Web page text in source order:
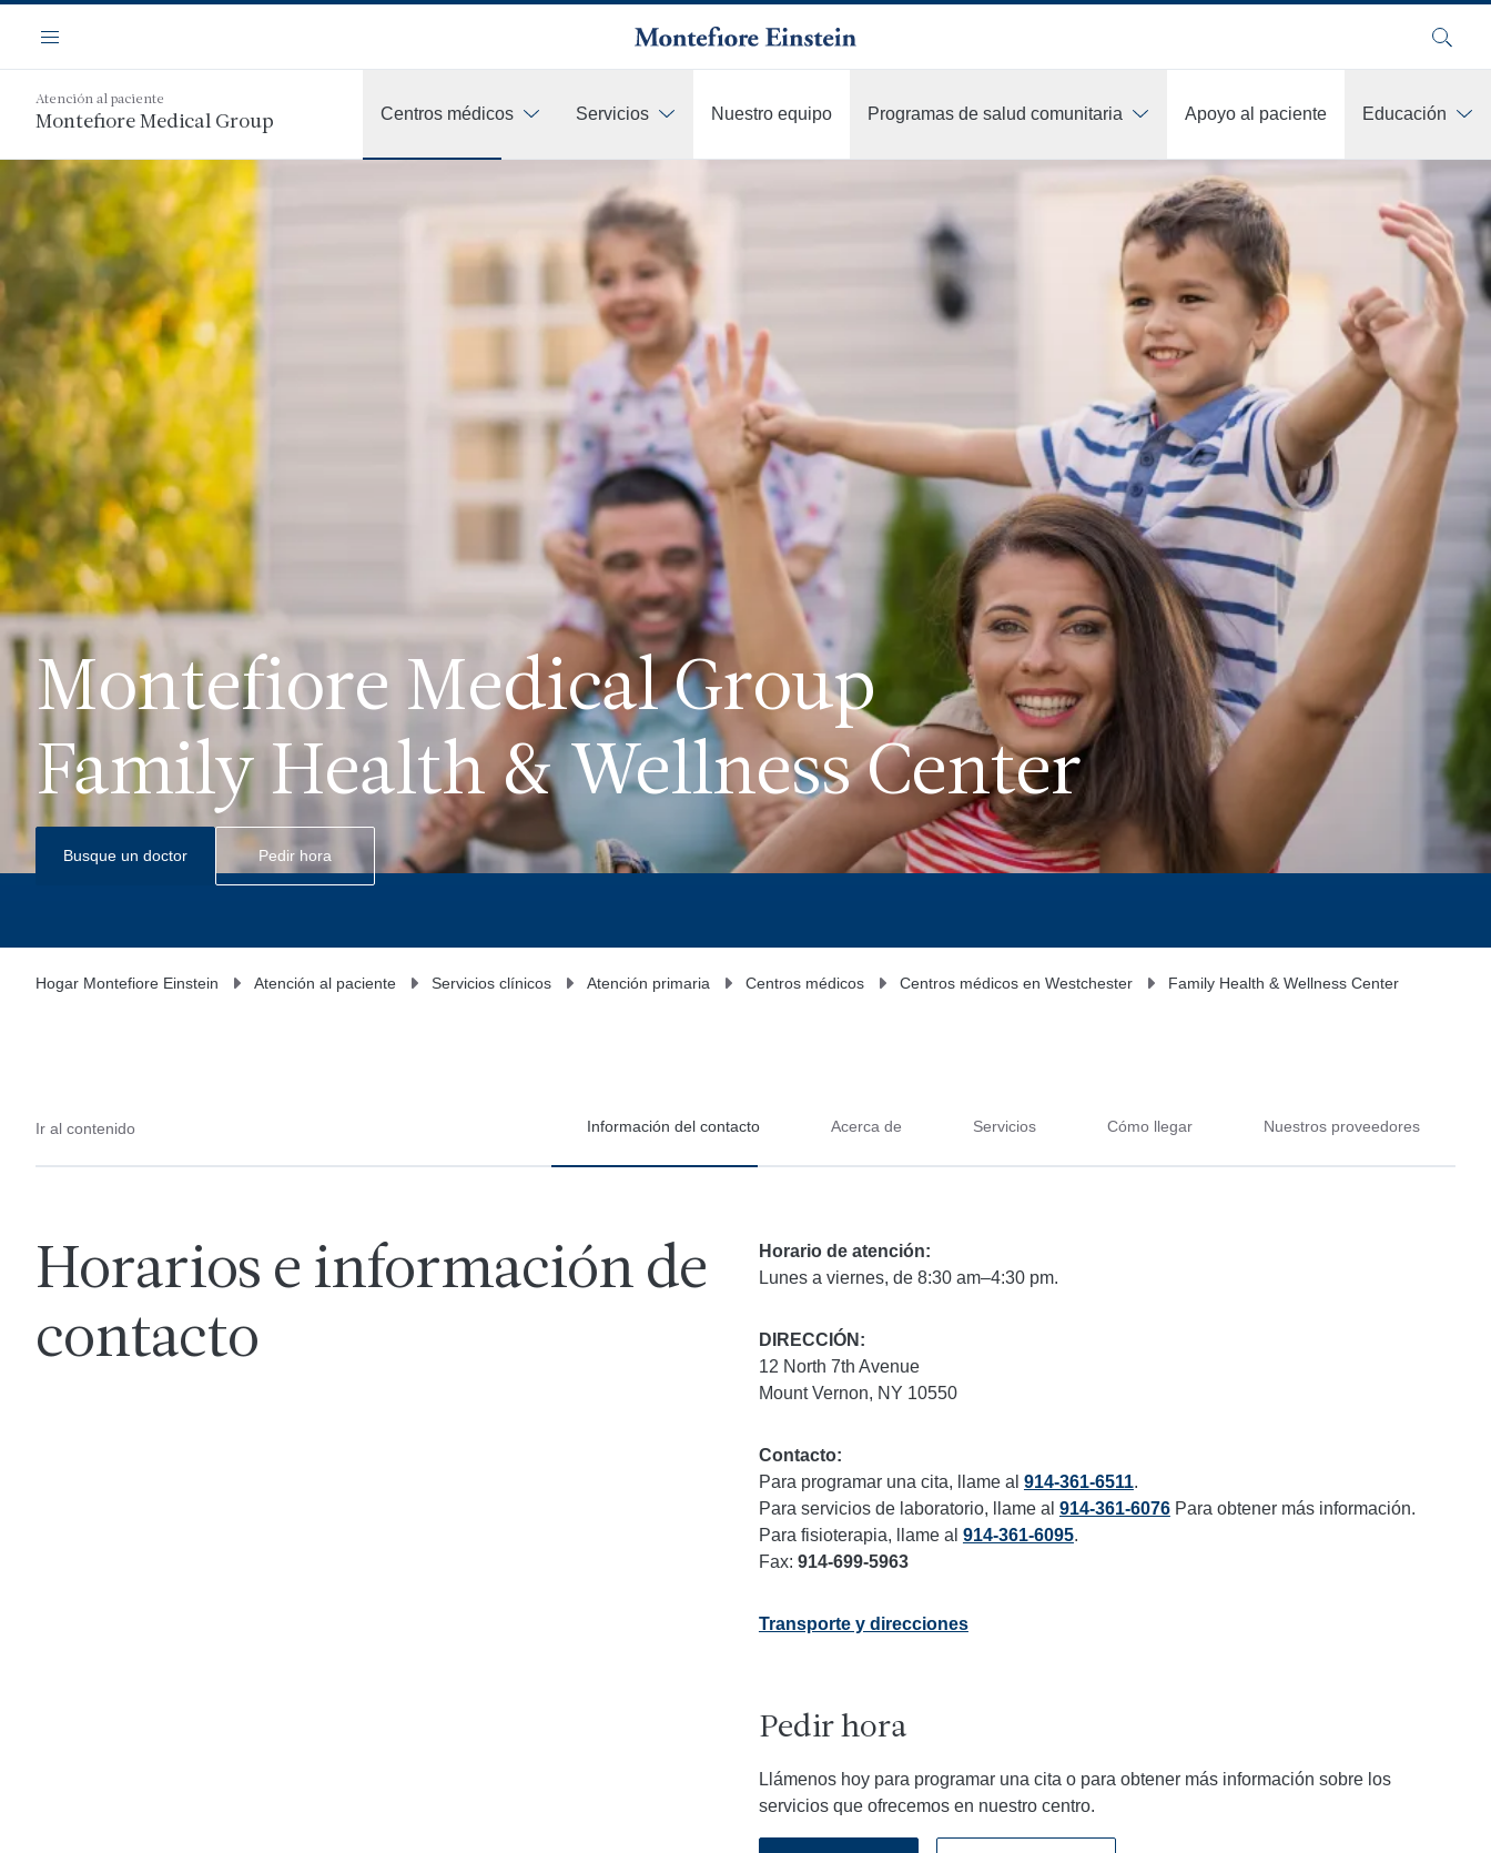
contenido
principal
Navegación
Menú Buscar
Atención al paciente
Montefiore Medical Group Centros médicos Servicios Nuestro equipo Programas de salud comunitaria Apoyo al paciente Educación
Montefiore Medical Group
Family Health & Wellness Center
Busque un doctor Pedir hora
Hogar Montefiore Einstein Atención al paciente Servicios clínicos Atención primaria Centros médicos Centros médicos en Westchester Family Health & Wellness Center
Ir al contenido Información del contacto Acerca de Servicios Cómo llegar Nuestros proveedores
Horarios e información de
contacto
Horario de atención:
Lunes a viernes, de 8:30 am–4:30 pm.
DIRECCIÓN:
12 North 7th Avenue
Mount Vernon, NY 10550
Contacto:
Para programar una cita, llame al 914-361-6511.
Para servicios de laboratorio, llame al 914-361-6076Para obtener más información.
Para fisioterapia, llame al 914-361-6095.
Fax: 914-699-5963
Transporte y direcciones
Pedir hora
Llámenos hoy para programar una cita o para obtener más información sobre los
servicios que ofrecemos en nuestro centro.